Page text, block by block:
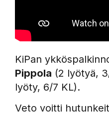
KiPan
Pippola (2 lyötyä,
lyöty, 6/7 KL).
Veto voitti